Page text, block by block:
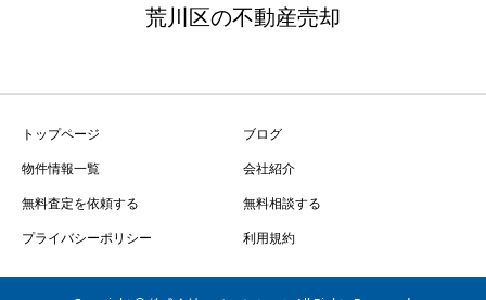
荒川区の不動産売却
トップページ
ブログ
物件情報一覧
会社紹介
無料査定を依頼する
無料相談する
プライバシーポリシー
利用規約